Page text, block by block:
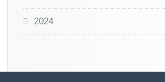
2024